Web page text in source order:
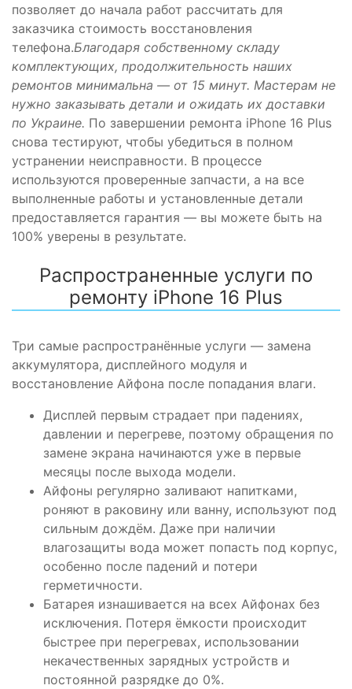
позволяет до начала работ рассчитать для
заказчика стоимость восстановления
телефона.Благодаря собственному складу
комплектующих, продолжительность наших
ремонтов минимальна — от 15 минут. Мастерам не
нужно заказывать детали и ожидать их доставки
по Украине. По завершении ремонта iPhone 16 Plus
снова тестируют, чтобы убедиться в полном
устранении неисправности. В процессе
используются проверенные запчасти, а на все
выполненные работы и установленные детали
предоставляется гарантия — вы можете быть на
100% уверены в результате.
Распространенные услуги по
ремонту iPhone 16 Plus
Три самые распространённые услуги — замена
аккумулятора, дисплейного модуля и
восстановление Айфона после попадания влаги.
Дисплей первым страдает при падениях,
давлении и перегреве, поэтому обращения по
замене экрана начинаются уже в первые
месяцы после выхода модели.
Айфоны регулярно заливают напитками,
роняют в раковину или ванну, используют под
сильным дождём. Даже при наличии
влагозащиты вода может попасть под корпус,
особенно после падений и потери
герметичности.
Батарея изнашивается на всех Айфонах без
исключения. Потеря ёмкости происходит
быстрее при перегревах, использовании
некачественных зарядных устройств и
постоянной разрядке до 0%.